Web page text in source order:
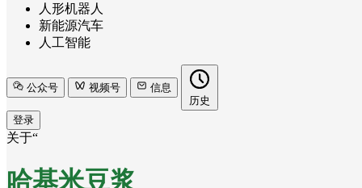
人形机器人
新能源汽车
人工智能
公众号 视频号
信息
历史
登录
关于“
哈基米豆浆